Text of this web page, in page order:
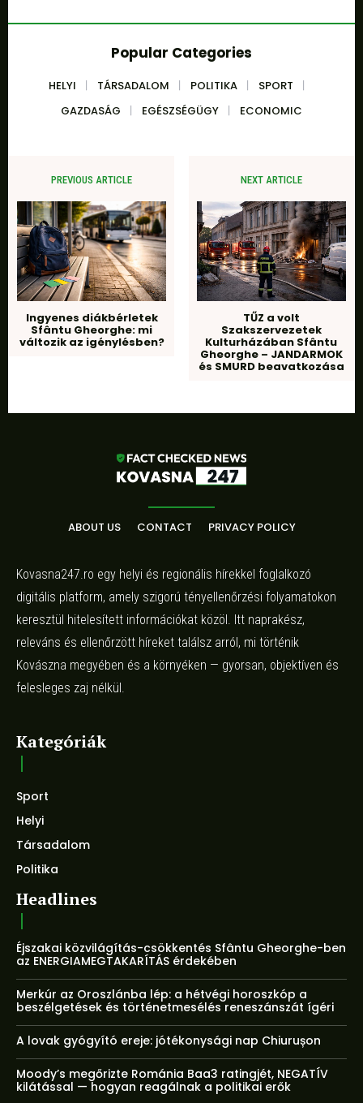
Popular Categories
HELYI TÁRSADALOM POLITIKA
SPORT
GAZDASÁG
EGÉSZSÉGÜGY ECONOMIC
PREVIOUS ARTICLE
Ingyenes diákbérletek
Sfântu Gheorghe: mi
változik az igénylésben?
NEXT ARTICLE
TŰZ a volt
Szakszervezetek
Kulturházában Sfântu
Gheorghe – JANDARMOK
és SMURD beavatkozása
ABOUT US CONTACT PRIVACY POLICY
Kovasna247.ro egy helyi és regionális hírekkel foglalkozó
digitális platform, amely szigorú tényellenőrzési folyamatokon
keresztül hitelesített információkat közöl. Itt naprakész,
releváns és ellenőrzött híreket találsz arról, mi történik
Kovászna megyében és a környéken — gyorsan, objektíven és
felesleges zaj nélkül.
Kategóriák
Sport
Helyi
Társadalom
Politika
Headlines
Éjszakai közvilágítás-csökkentés Sfântu Gheorghe-ben
az ENERGIAMEGTAKARÍTÁS érdekében
Merkúr az Oroszlánba lép: a hétvégi horoszkóp a
beszélgetések és történetmesélés reneszánszát ígéri
A lovak gyógyító ereje: jótékonysági nap Chiurușon
Moody’s megőrizte Románia Baa3 ratingjét, NEGATÍV
kilátással — hogyan reagálnak a politikai erők